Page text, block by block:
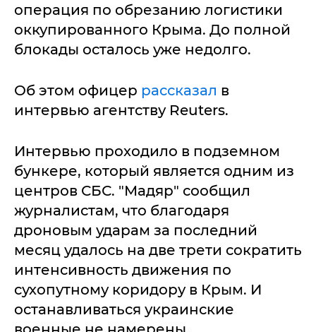
операция по обрезанию логистики
оккупированного Крыма. До полной
блокады осталось уже недолго.
Об этом офицер рассказал в
интервью агентству Reuters.
Интервью проходило в подземном
бункере, который является одним из
центров СБС. "Мадяр" сообщил
журналистам, что благодаря
дроновым ударам за последний
месяц удалось на две трети сократить
интенсивность движения по
сухопутному коридору в Крым. И
останавливаться украинские